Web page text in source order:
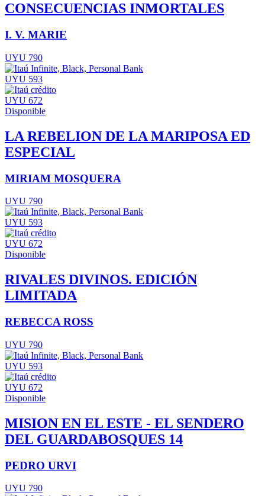
CONSECUENCIAS INMORTALES
I. V. MARIE
UYU 790
UYU 593
UYU 672
Disponible
LA REBELION DE LA MARIPOSA ED
ESPECIAL
MIRIAM MOSQUERA
UYU 790
UYU 593
UYU 672
Disponible
RIVALES DIVINOS. EDICIÓN
LIMITADA
REBECCA ROSS
UYU 790
UYU 593
UYU 672
Disponible
MISION EN EL ESTE - EL SENDERO
DEL GUARDABOSQUES 14
PEDRO URVI
UYU 790